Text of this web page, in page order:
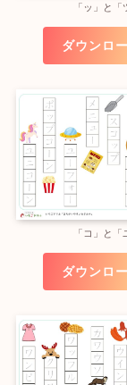
「ッ」と「
ダウンロ
「コ」と「
ダウンロ